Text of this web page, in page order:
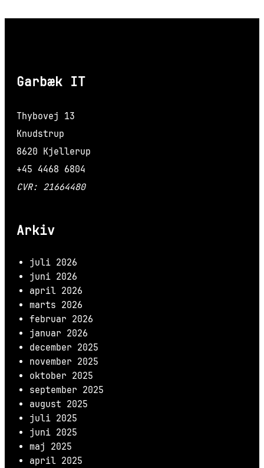
Garbæk IT
Thybovej 13
Knudstrup
8620 Kjellerup
+45 4468 6804
CVR: 21664480
Arkiv
juli 2026
juni 2026
april 2026
marts 2026
februar 2026
januar 2026
december 2025
november 2025
oktober 2025
september 2025
august 2025
juli 2025
juni 2025
maj 2025
april 2025